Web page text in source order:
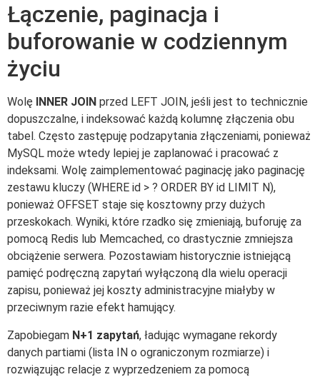
Łączenie, paginacja i
buforowanie w codziennym
życiu
Wolę INNER JOIN przed LEFT JOIN, jeśli jest to technicznie
dopuszczalne, i indeksować każdą kolumnę złączenia obu
tabel. Często zastępuję podzapytania złączeniami, ponieważ
MySQL może wtedy lepiej je zaplanować i pracować z
indeksami. Wolę zaimplementować paginację jako paginację
zestawu kluczy (WHERE id > ? ORDER BY id LIMIT N),
ponieważ OFFSET staje się kosztowny przy dużych
przeskokach. Wyniki, które rzadko się zmieniają, buforuję za
pomocą Redis lub Memcached, co drastycznie zmniejsza
obciążenie serwera. Pozostawiam historycznie istniejącą
pamięć podręczną zapytań wyłączoną dla wielu operacji
zapisu, ponieważ jej koszty administracyjne miałyby w
przeciwnym razie efekt hamujący.
Zapobiegam N+1 zapytań, ładując wymagane rekordy
danych partiami (lista IN o ograniczonym rozmiarze) i
rozwiązując relacje z wyprzedzeniem za pomocą